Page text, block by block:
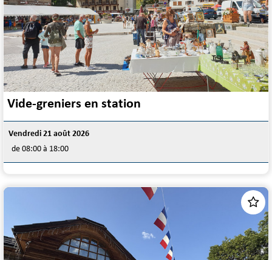
Vide-greniers en station
Vendredi 21 août 2026
de 08:00 à 18:00